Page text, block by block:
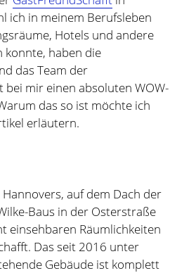
pinterestyoutube
rss
email- github
(152)
(15)
Garten(17)
(28)
ich in meinem Berufsleben
Hotels und andere
konnte, haben die
das Team der
bei mir einen absoluten WOW-
das so ist möchte ich
erläutern.
auf dem Dach der
Baus in der Osterstraße
einsehbaren Räumlichkeiten
Das seit 2016 unter
Gebäude ist komplett